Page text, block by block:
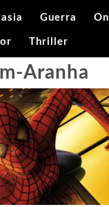
Guerra
Thriller
Aranha